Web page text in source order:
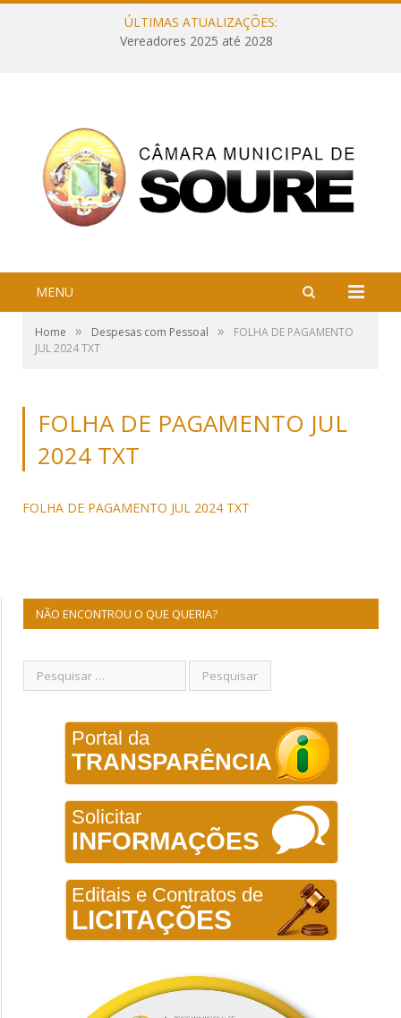
ÚLTIMAS ATUALIZAÇÕES:
Vereadores 2025 até 2028
MENU
Home » Despesas com Pessoal »
FOLHA DE PAGAMENTO
JUL 2024 TXT
FOLHA DE PAGAMENTO JUL
2024 TXT
FOLHA DE PAGAMENTO JUL 2024 TXT
NÃO ENCONTROU O QUE QUERIA?
Portal da
TRANSPARÊNCIA
Solicitar
INFORMAÇÕES
Editais e Contratos de
LICITAÇÕES